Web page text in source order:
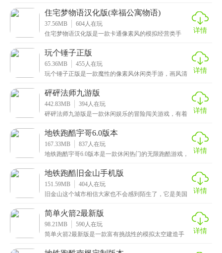
球的
住宅梦物语汉化版(幸福公寓物语)
37.56MB 604人在玩
住宅梦物语汉化版是一款卡通像素风的模拟经营类手
在游戏
详情
玩个锤子正版
65.36MB 455人在玩
玩个锤子正版是一款魔性的像素风休闲类手游，画风清
锤子
详情
砰砰法师九游版
442.83MB 394人在玩
砰砰法师九游版是一款休闲娱乐的冒险闯关游戏，有着
愉悦
详情
地铁跑酷宇哥6.0版本
167.33MB 837人在玩
地铁跑酷宇哥6.0版本是一款休闲热门的无限跑酷游戏，
详情
地铁跑酷旧金山手机版
151.59MB 404人在玩
旧金山这个城市相信大家也不会感到陌生了，它是美国
传，
详情
简单火箭2最新版
98.21MB 590人在玩
简单火箭2最新版是一款富有挑战性的模拟太空建造手
一
详情